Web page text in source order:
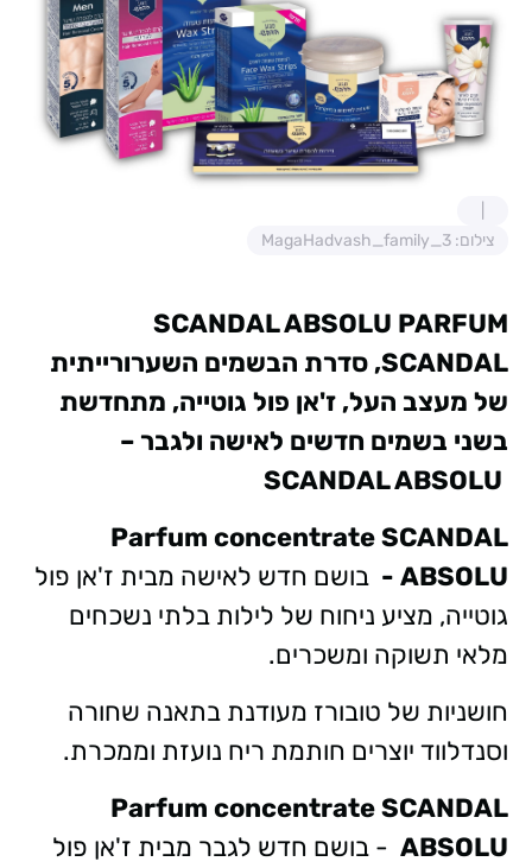
צילום: MagaHadvash_family_3
SCANDAL ABSOLU PARFUM
SCANDAL, סדרת הבשמים השערורייתית
של מעצב העל, ז'אן פול גוטייה, מתחדשת
בשני בשמים חדשים לאישה ולגבר –
Parfum concentrateSCANDAL
ABSOLU
- בושם חדש לאישה מבית ז'אן פול
גוטייה, מציע ניחוח של לילות בלתי נשכחים
מלאי תשוקה ומשכרים.
חושניות של טובורז מעודנת בתאנה שחורה
וסנדלווד יוצרים חותמת ריח נועזת וממכרת.
Parfum concentrateSCANDAL
ABSOLU - בושם חדש לגבר מבית ז'אן פול